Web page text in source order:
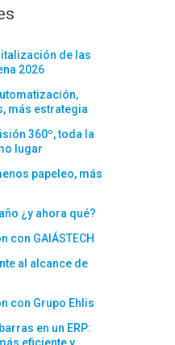
de las
2026
más estrategia
360º, toda la
lugar
papeleo, más
¿y ahora qué?
con GAIÁSTECH
al alcance de
con Grupo Ehlis
en un ERP: